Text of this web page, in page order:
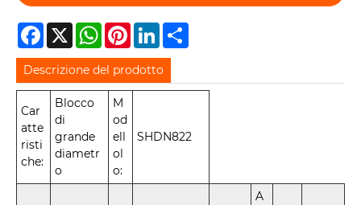
Facebook
X WhatsAppPinterestLinkedIn
Descrizione del prodotto
Car
atte
risti
che:
Blocco
di
grande
diametr
o
M
od
ell
ol
o:
SHDN822
A